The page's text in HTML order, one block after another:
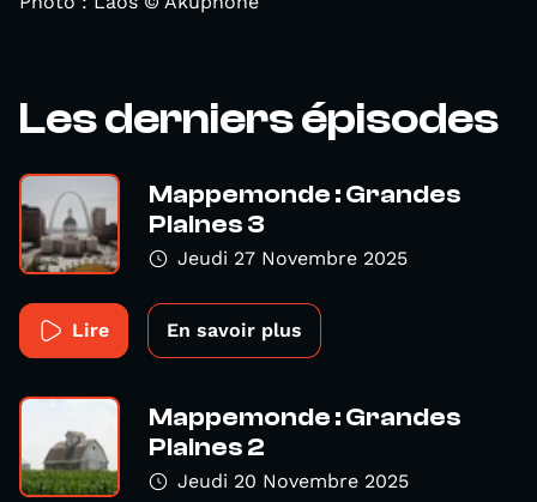
Les derniers épisodes
Mappemonde : Grandes
Plaines 3
Jeudi 27 Novembre 2025
Lire En savoir plus
Mappemonde : Grandes
Plaines 2
Jeudi 20 Novembre 2025